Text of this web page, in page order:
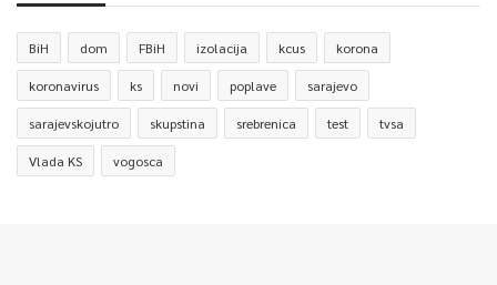
BiH dom FBiH izolacija kcus korona
koronavirus ks novi poplave sarajevo
sarajevskojutro skupstina srebrenica test tvsa
Vlada KS vogosca